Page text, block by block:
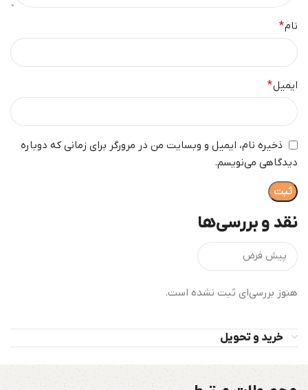
نقد و بررسی‌ها
هنوز بررسی‌ای ثبت نشده است.
نام*
ایمیل*
ذخیره نام، ایمیل و وبسایت من در مرورگر برای زمانی که دوباره
دیدگاهی می‌نویسم.
خرید و تحویل